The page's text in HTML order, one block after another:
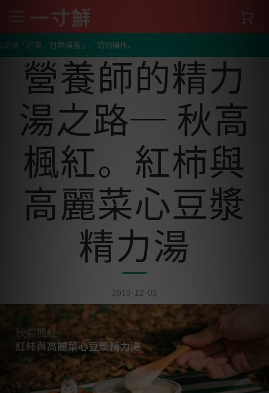
訂單／付款異常」，切勿操作。
Home 部落格列表/營養師的精力湯之路─ 秋高楓紅。紅柿與高麗菜
心豆漿精力湯
營養師的精力
湯之路─ 秋高
楓紅。紅柿與
高麗菜心豆漿
精力湯
2019-12-05